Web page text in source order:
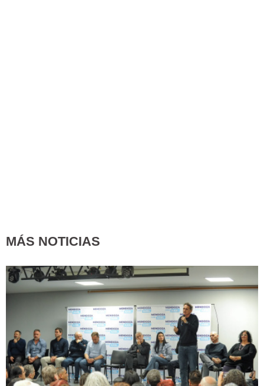
MÁS NOTICIAS